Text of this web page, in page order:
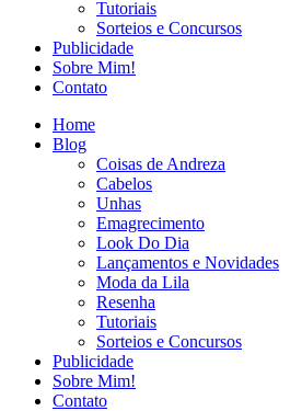
Tutoriais
Sorteios e Concursos
Publicidade
Sobre Mim!
Contato
Home
Blog
Coisas de Andreza
Cabelos
Unhas
Emagrecimento
Look Do Dia
Lançamentos e Novidades
Moda da Lila
Resenha
Tutoriais
Sorteios e Concursos
Publicidade
Sobre Mim!
Contato